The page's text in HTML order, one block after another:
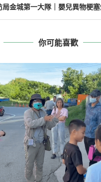
局金城第一大隊｜嬰兒異物梗
你可能喜歡